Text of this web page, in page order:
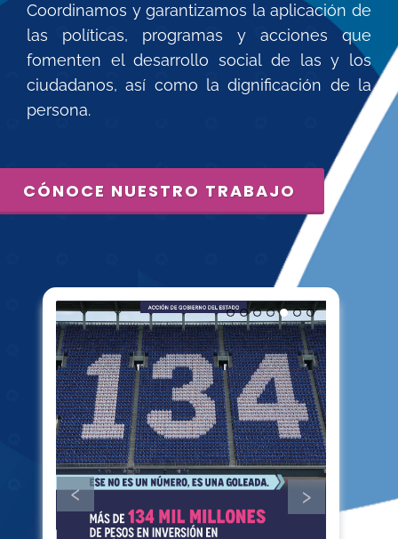
Coordinamos y garantizamos la aplicación de
las políticas, programas y acciones que
fomenten el desarrollo social de las y los
ciudadanos, así como la dignificación de la
persona.
CÓNOCE NUESTRO TRABAJO